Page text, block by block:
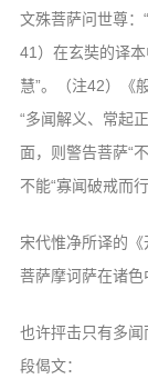
文殊菩萨问世尊：
41）在玄奘的译
慧”。（注42）《
“多闻解义、常起
面，则警告菩萨“
不能“寡闻破戒而
宋代惟净所译的《
菩萨摩诃萨在诸色
也许抨击只有多
段偈文：